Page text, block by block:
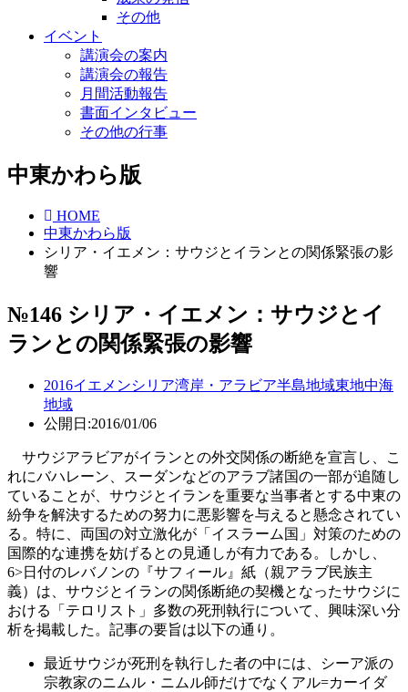
その他
イベント
講演会の案内
講演会の報告
月間活動報告
書面インタビュー
その他の行事
中東かわら版
HOME
中東かわら版
シリア・イエメン：サウジとイランとの関係緊張の影
響
№146 シリア・イエメン：サウジとイ
ランとの関係緊張の影響
2016イエメンシリア湾岸・アラビア半島地域東地中海
地域
公開日:2016/01/06
サウジアラビアがイランとの外交関係の断絶を宣言し、こ
れにバハレーン、スーダンなどのアラブ諸国の一部が追随し
ていることが、サウジとイランを重要な当事者とする中東の
紛争を解決するための努力に悪影響を与えると懸念されてい
る。特に、両国の対立激化が「イスラーム国」対策のための
国際的な連携を妨げるとの見通しが有力である。しかし、
6>日付のレバノンの『サフィール』紙（親アラブ民族主
義）は、サウジとイランの関係断絶の契機となったサウジに
おける「テロリスト」多数の死刑執行について、興味深い分
析を掲載した。記事の要旨は以下の通り。
最近サウジが死刑を執行した者の中には、シーア派の
宗教家のニムル・ニムル師だけでなくアル=カーイダ